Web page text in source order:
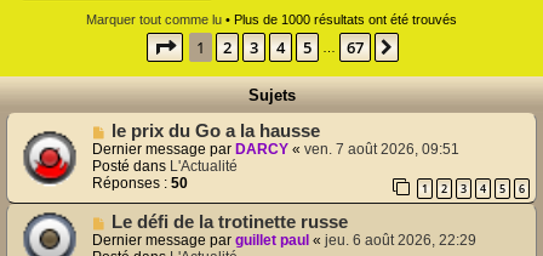
c
h
Marquer tout comme lu • Plus de 1000 résultats ont été trouvés
Page 1sur67
1 2 3 4 5 67
Sujets
N
o
u
v
e
a
u
m
le prix du Go a la hausse
Dernier message par DARCY « ven. 7 août 2026, 09:51
Posté dans L'Actualité
Réponses : 50 1 2 3 4 5 6
N
o
Le défi de la trotinette russe
Dernier message par guillet paul « jeu. 6 août 2026, 22:29